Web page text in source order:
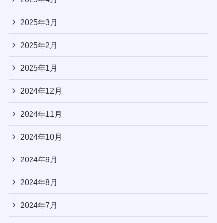
2025年3月
2025年2月
2025年1月
2024年12月
2024年11月
2024年10月
2024年9月
2024年8月
2024年7月